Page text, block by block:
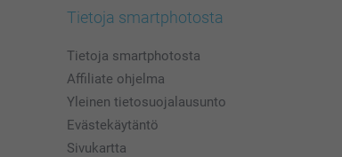
Tietoja smartphotosta
Tietoja smartphotosta
Affiliate ohjelma
Yleinen tietosuojalausunto
Evästekäytäntö
Sivukartta